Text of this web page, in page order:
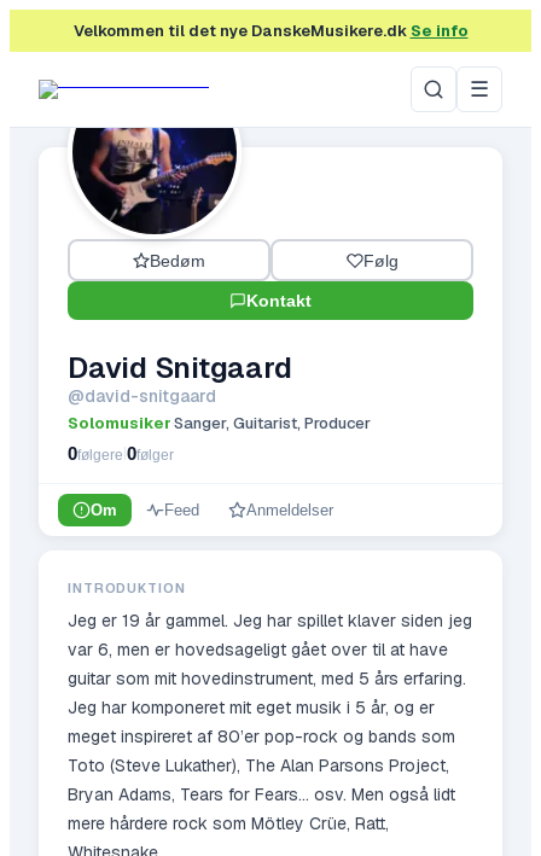
Velkommen til det nye DanskeMusikere.dk Se info
☰
Bedøm Følg
Kontakt
David Snitgaard
@david-snitgaard
Solomusiker·Sanger, Guitarist, Producer
0følgere 0følger
Om Feed Anmeldelser
INTRODUKTION
Jeg er 19 år gammel. Jeg har spillet klaver siden jeg
var 6, men er hovedsageligt gået over til at have
guitar som mit hovedinstrument, med 5 års erfaring.
Jeg har komponeret mit eget musik i 5 år, og er
meget inspireret af 80’er pop-rock og bands som
Toto (Steve Lukather), The Alan Parsons Project,
Bryan Adams, Tears for Fears… osv. Men også lidt
mere hårdere rock som Mötley Crüe, Ratt,